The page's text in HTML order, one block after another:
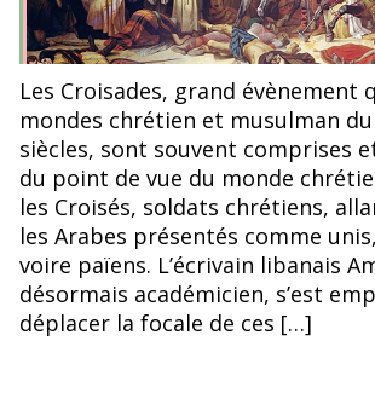
Les Croisades, grand évènement
mondes chrétien et musulman
siècles, sont souvent comprises
du point de vue du monde
les Croisés, soldats chrétiens,
les Arabes présentés comme
voire païens. L’écrivain libanais
désormais académicien, s’est
déplacer la focale de ces […]